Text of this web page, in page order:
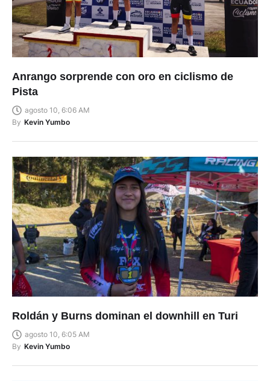
Anrango sorprende con oro en ciclismo de
Pista
agosto 10, 6:06 AM
By Kevin Yumbo
Roldán y Burns dominan el downhill en Turi
agosto 10, 6:05 AM
By Kevin Yumbo